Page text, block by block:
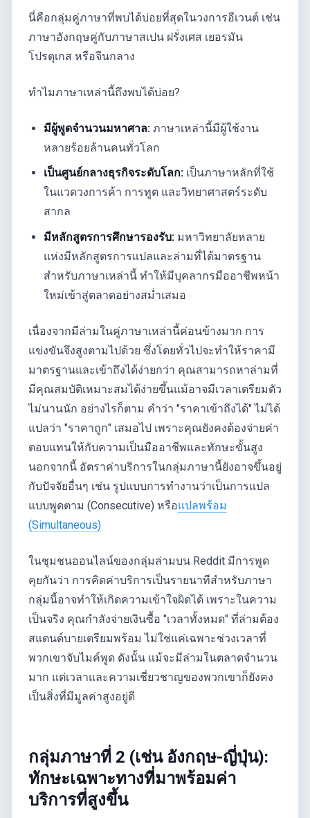
นี่คือกลุ่มคู่ภาษาที่พบได้บ่อยที่สุดในวงการอีเวนต์ เช่น
ภาษาอังกฤษคู่กับภาษาสเปน ฝรั่งเศส เยอรมัน
โปรตุเกส หรือจีนกลาง
ทำไมภาษาเหล่านี้ถึงพบได้บ่อย?
มีผู้พูดจำนวนมหาศาล: ภาษาเหล่านี้มีผู้ใช้งาน
หลายร้อยล้านคนทั่วโลก
เป็นศูนย์กลางธุรกิจระดับโลก: เป็นภาษาหลักที่ใช้
ในแวดวงการค้า การทูต และวิทยาศาสตร์ระดับ
สากล
มีหลักสูตรการศึกษารองรับ: มหาวิทยาลัยหลาย
แห่งมีหลักสูตรการแปลและล่ามที่ได้มาตรฐาน
สำหรับภาษาเหล่านี้ ทำให้มีบุคลากรมืออาชีพหน้า
ใหม่เข้าสู่ตลาดอย่างสม่ำเสมอ
เนื่องจากมีล่ามในคู่ภาษาเหล่านี้ค่อนข้างมาก การ
แข่งขันจึงสูงตามไปด้วย ซึ่งโดยทั่วไปจะทำให้ราคามี
มาตรฐานและเข้าถึงได้ง่ายกว่า คุณสามารถหาล่ามที่
มีคุณสมบัติเหมาะสมได้ง่ายขึ้นแม้อาจมีเวลาเตรียมตัว
ไม่นานนัก อย่างไรก็ตาม คำว่า "ราคาเข้าถึงได้" ไม่ได้
แปลว่า "ราคาถูก" เสมอไป เพราะคุณยังคงต้องจ่ายค่า
ตอบแทนให้กับความเป็นมืออาชีพและทักษะขั้นสูง
นอกจากนี้ อัตราค่าบริการในกลุ่มภาษานี้ยังอาจขึ้นอยู่
กับปัจจัยอื่นๆ เช่น รูปแบบการทำงานว่าเป็นการแปล
แบบพูดตาม (Consecutive) หรือแปลพร้อม
(Simultaneous)
ในชุมชนออนไลน์ของกลุ่มล่ามบน Reddit มีการพูด
คุยกันว่า การคิดค่าบริการเป็นรายนาทีสำหรับภาษา
กลุ่มนี้อาจทำให้เกิดความเข้าใจผิดได้ เพราะในความ
เป็นจริง คุณกำลังจ่ายเงินซื้อ "เวลาทั้งหมด" ที่ล่ามต้อง
สแตนด์บายเตรียมพร้อม ไม่ใช่แค่เฉพาะช่วงเวลาที่
พวกเขาจับไมค์พูด ดังนั้น แม้จะมีล่ามในตลาดจำนวน
มาก แต่เวลาและความเชี่ยวชาญของพวกเขาก็ยังคง
เป็นสิ่งที่มีมูลค่าสูงอยู่ดี
กลุ่มภาษาที่ 2 (เช่น อังกฤษ-ญี่ปุ่น):
ทักษะเฉพาะทางที่มาพร้อมค่า
บริการที่สูงขึ้น